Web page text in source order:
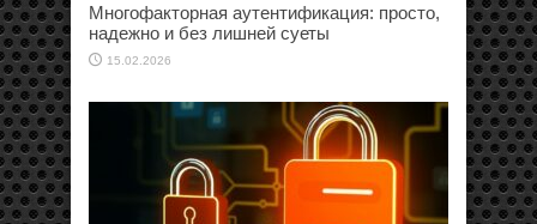
Многофакторная аутентификация: просто,
надежно и без лишней суеты
15.02.2026